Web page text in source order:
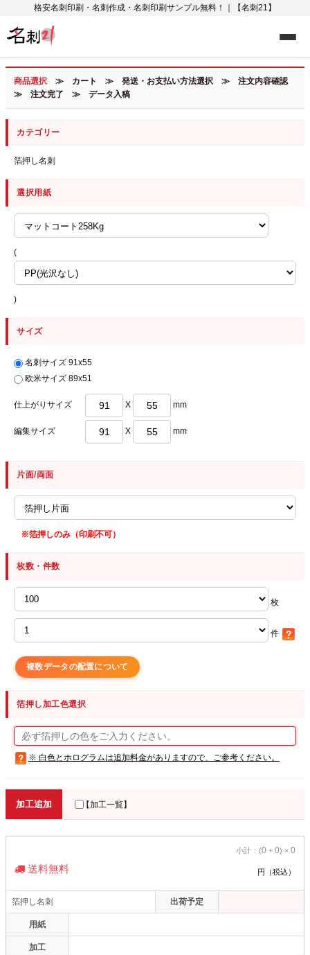
格安名刺印刷・名刺作成・名刺印刷サンプル無料！｜【名刺21】
商品選択 ≫ カート ≫ 発送・お支払い方法選択 ≫ 注文内容確認
≫ 注文完了 ≫ データ入稿
カテゴリー
箔押し名刺
選択用紙
(
)
サイズ
名刺サイズ 91x55
欧米サイズ 89x51
仕上がりサイズ X mm
編集サイズ X mm
片面/両面
※箔押しのみ（印刷不可）
枚数・件数
枚
件
複数データの配置について
箔押し加工色選択
※ 白色とホログラムは追加料金がありますので、ご参考ください。
加工追加 【加工一覧】
箔押し名刺
用紙
加工
出荷予定
小計：(0 + 0) × 0
送料無料 円（税込）